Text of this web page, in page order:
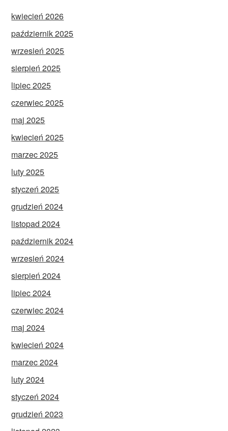
kwiecień 2026
październik 2025
wrzesień 2025
sierpień 2025
lipiec 2025
czerwiec 2025
maj 2025
kwiecień 2025
marzec 2025
luty 2025
styczeń 2025
grudzień 2024
listopad 2024
październik 2024
wrzesień 2024
sierpień 2024
lipiec 2024
czerwiec 2024
maj 2024
kwiecień 2024
marzec 2024
luty 2024
styczeń 2024
grudzień 2023